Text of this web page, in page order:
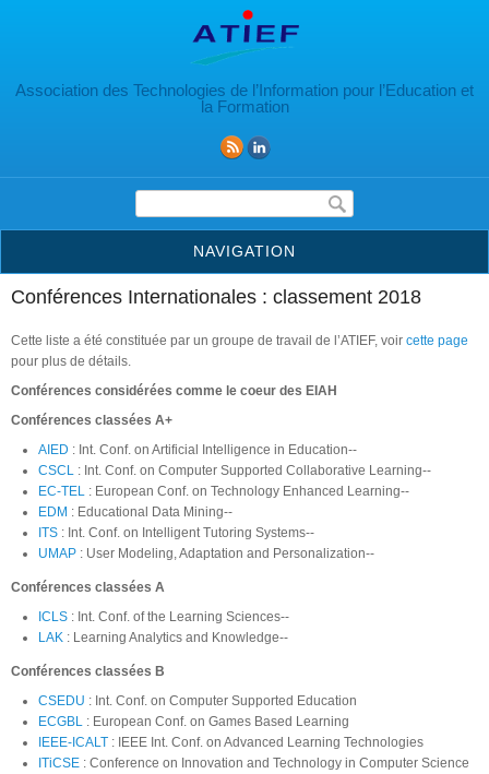
Association des Technologies de l’Information pour l’Education et
la Formation
Formulaire de recherche
NAVIGATION
Conférences Internationales : classement 2018
Cette liste a été constituée par un groupe de travail de l’ATIEF, voir cette page
pour plus de détails.
Conférences considérées comme le coeur des EIAH
Conférences classées A+
AIED : Int. Conf. on Artificial Intelligence in Education--
CSCL : Int. Conf. on Computer Supported Collaborative Learning--
EC-TEL : European Conf. on Technology Enhanced Learning--
EDM : Educational Data Mining--
ITS : Int. Conf. on Intelligent Tutoring Systems--
UMAP : User Modeling, Adaptation and Personalization--
Conférences classées A
ICLS : Int. Conf. of the Learning Sciences--
LAK : Learning Analytics and Knowledge--
Conférences classées B
CSEDU : Int. Conf. on Computer Supported Education
ECGBL : European Conf. on Games Based Learning
IEEE-ICALT : IEEE Int. Conf. on Advanced Learning Technologies
ITiCSE : Conference on Innovation and Technology in Computer Science